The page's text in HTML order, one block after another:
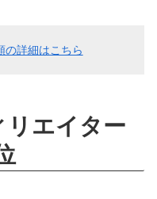
の詳細はこちら
リエイター